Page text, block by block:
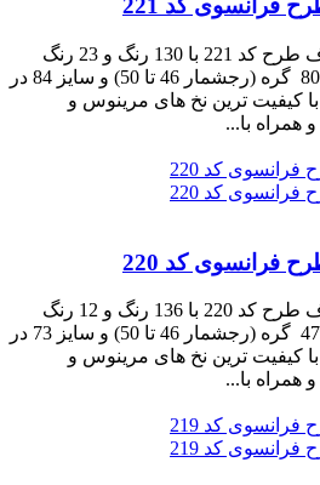
فرانسوی کد 221
نخ و نقشه تابلوفرش دستباف طرح کد 221 با 130 رنگ و 23 رنگ
ابریشم به ابعاد 551 رج در 800 گره (رجشمار 46 تا 50) و سایز 84 در
با کیفیت ترین نخ های مرینوس و
همراه با...
فرانسوی کد 220
نخ و نقشه تابلوفرش دستباف طرح کد 220 با 136 رنگ و 12 رنگ
ابریشم به ابعاد 700 رج در 479 گره (رجشمار 46 تا 50) و سایز 73 در
با کیفیت ترین نخ های مرینوس و
همراه با...